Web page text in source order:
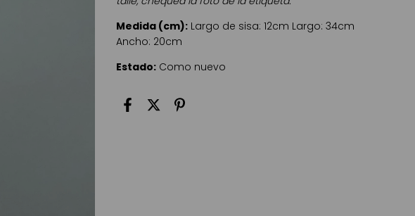
Medida (cm): Largo de sisa: 12cm Largo: 34cm
Ancho: 20cm
Estado: Como nuevo